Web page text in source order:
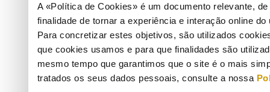
A «Política de Cookies» é um documento relevante,
finalidade de tornar a experiência e interação online
Para concretizar estes objetivos, são utilizados
que cookies usamos e para que finalidades são
mesmo tempo que garantimos que o site é o mais
tratados os seus dados pessoais, consulte a nossa